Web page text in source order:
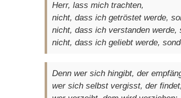
Herr, lass mich trachten,
nicht, dass ich getröstet werde,
nicht, dass ich verstanden werde,
nicht, dass ich geliebt werde,
Denn wer sich hingibt, der
wer sich selbst vergisst, der